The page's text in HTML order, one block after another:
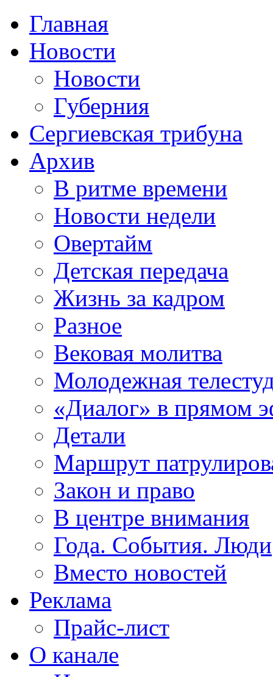
Главная
Новости
Новости
Губерния
Сергиевская трибуна
Архив
В ритме времени
Новости недели
Овертайм
Детская передача
Жизнь за кадром
Разное
Вековая молитва
Молодежная
«Диалог» в прямом
Детали
Маршрут
Закон и право
В центре внимания
Года. События. Люди
Вместо новостей
Реклама
Прайс-лист
О канале